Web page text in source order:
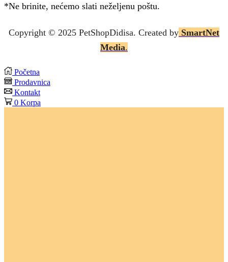
*Ne brinite, nećemo slati neželjenu poštu.
Copyright © 2025 PetShopDidisa. Created by SmartNet
Media.
Početna
Prodavnica
Kontakt
0 Korpa